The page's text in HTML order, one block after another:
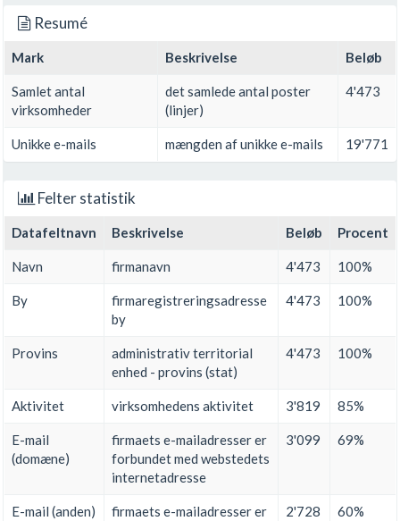
Resumé
Mark Beskrivelse Beløb
Samlet antal
virksomheder
det samlede antal poster
(linjer)
4'473
Unikke e-mails mængden af unikke e-mails 19'771
Felter statistik
Datafeltnavn Beskrivelse Beløb Procent
Navn firmanavn 4'473 100%
By
firmaregistreringsadresse
by
4'473 100%
Provins
administrativ territorial
enhed - provins (stat)
4'473 100%
Aktivitet virksomhedens aktivitet 3'819 85%
E-mail
(domæne)
firmaets e-mailadresser er
forbundet med webstedets
internetadresse
3'099 69%
E-mail (anden)
firmaets e-mailadresser er
2'728 60%